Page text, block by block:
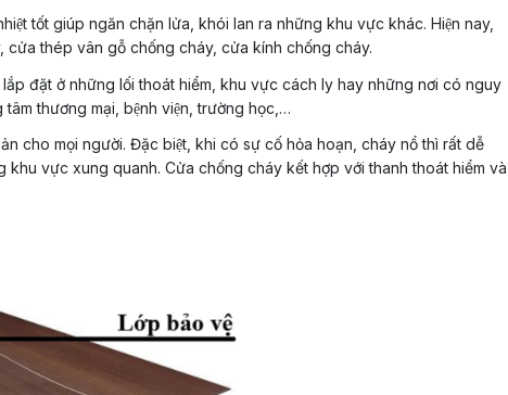
tốt giúp ngăn chặn lửa, khói lan ra những khu vực khác. Hiện nay,
thép vân gỗ chống cháy, cửa kính chống cháy.
đặt ở những lối thoát hiểm, khu vực cách ly hay những nơi có nguy
thương mại, bệnh viện, trường học,…
cho mọi người. Đặc biệt, khi có sự cố hỏa hoạn, cháy nổ thì rất dễ
vực xung quanh. Cửa chống cháy kết hợp với thanh thoát hiểm và